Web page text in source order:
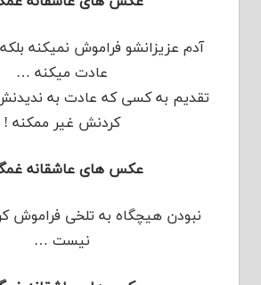
آدم عزیزانشو فراموش نمیکنه
عادت میکنه …
تقدیم به کسی که عادت به
کردنش غیر ممکنه !
عکس های عاشقانه
نبودن هیچگاه به تلخی فراموش
نیست …